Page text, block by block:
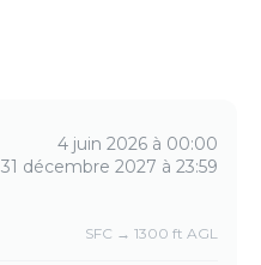
4 juin 2026 à 00:00
31 décembre 2027 à 23:59
SFC → 1300 ft AGL